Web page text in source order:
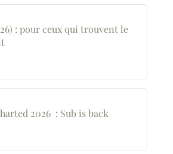
: pour ceux qui trouvent le
2026 : Sub is back